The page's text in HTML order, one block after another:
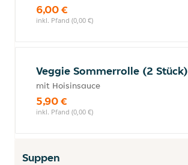
6,00 €
inkl. Pfand (0,00 €)
Veggie Sommerrolle (2 Stück)
mit Hoisinsauce
5,90 €
inkl. Pfand (0,00 €)
Suppen